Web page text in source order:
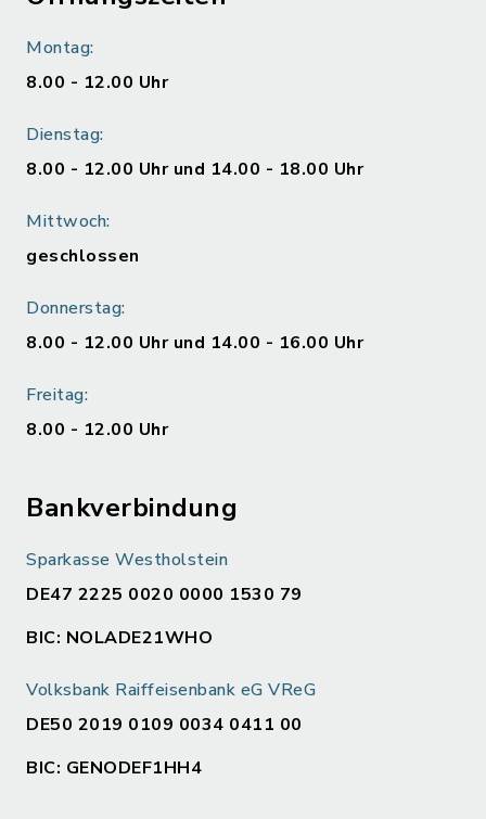
Montag:
8.00 - 12.00 Uhr
Dienstag:
8.00 - 12.00 Uhr und 14.00 - 18.00 Uhr
Mittwoch:
geschlossen
Donnerstag:
8.00 - 12.00 Uhr und 14.00 - 16.00 Uhr
Freitag:
8.00 - 12.00 Uhr
Bankverbindung
Sparkasse Westholstein
DE47 2225 0020 0000 1530 79
BIC: NOLADE21WHO
Volksbank Raiffeisenbank eG VReG
DE50 2019 0109 0034 0411 00
BIC: GENODEF1HH4